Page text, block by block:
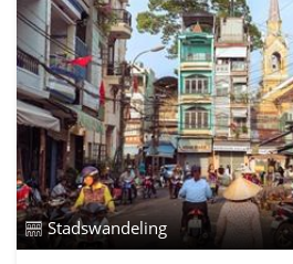
Stadswandeling